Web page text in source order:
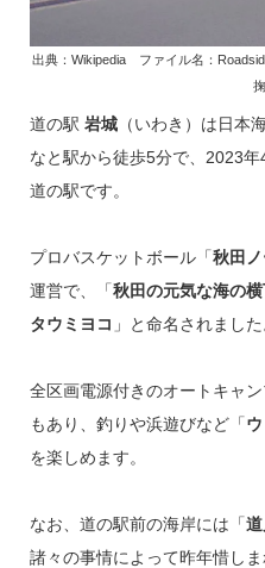
出典：Wikipedia ファイル名：
道の駅 岩城（いわき）は日本
なと駅から徒歩5分で、2023
道の駅です。
プロバスケットボール「秋田
運営で、「秋田の元気な海の
タウミヨコ 」と命名されました
全区画電源付きのオートキャ
もあり、釣りや浜遊びなど「
を楽しめます。
なお、道の駅前の海岸には「
諸々の事情によって昨年惜しま